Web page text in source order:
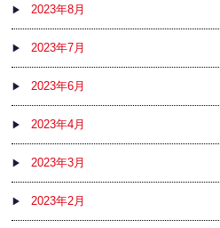
2023年8月
2023年7月
2023年6月
2023年4月
2023年3月
2023年2月